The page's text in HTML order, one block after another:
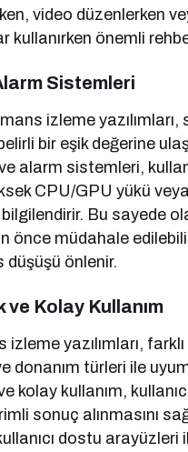
video düzenlerken
kullanırken önemli
Sistemleri
izleme yazılımları,
bir eşik değerine
alarm sistemleri,
CPU/GPU yükü veya
Bu sayede
önce müdahale
düşüşü önlenir.
ve Kolay Kullanım
izleme yazılımları,
donanım türleri ile
kolay kullanım,
sonuç alınmasını
dostu arayüzleri